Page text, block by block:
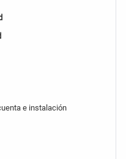
e instalación